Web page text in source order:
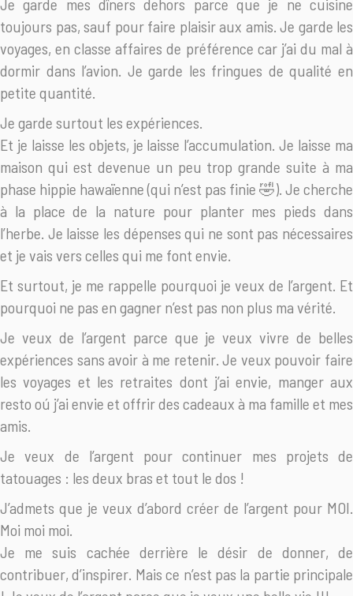
Je garde mes dîners dehors parce que je ne cuisine
toujours pas, sauf pour faire plaisir aux amis. Je garde les
voyages, en classe affaires de préférence car j’ai du mal à
dormir dans l’avion. Je garde les fringues de qualité en
petite quantité.
Je garde surtout les expériences.
Et je laisse les objets, je laisse l’accumulation. Je laisse ma
maison qui est devenue un peu trop grande suite à ma
phase hippie hawaïenne (qui n’est pas finie 🤣). Je cherche
à la place de la nature pour planter mes pieds dans
l’herbe. Je laisse les dépenses qui ne sont pas nécessaires
et je vais vers celles qui me font envie.
Et surtout, je me rappelle pourquoi je veux de l’argent. Et
pourquoi ne pas en gagner n’est pas non plus ma vérité.
Je veux de l’argent parce que je veux vivre de belles
expériences sans avoir à me retenir. Je veux pouvoir faire
les voyages et les retraites dont j’ai envie, manger aux
resto oú j’ai envie et offrir des cadeaux à ma famille et mes
amis.
Je veux de l’argent pour continuer mes projets de
tatouages : les deux bras et tout le dos !
J’admets que je veux d’abord créer de l’argent pour MOI.
Moi moi moi.
Je me suis cachée derrière le désir de donner, de
contribuer, d’inspirer. Mais ce n’est pas la partie principale